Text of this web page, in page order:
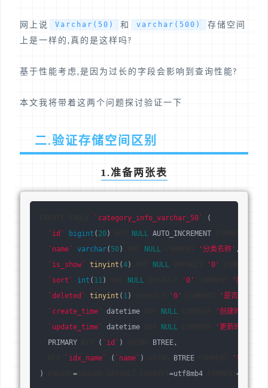
网上说 Varchar(50) 和 varchar(500)
存储空间
上是一样的,真的是这样吗?
基于性能考虑,是因为过长的字段会影响到查询性能?
本文我将带着这两个问题探讨验证一下
二.验证存储空间区别
1.准备两张表
`category_info_varchar_50`
(
`id`
bigint ( 20) NULL AUTO_INCREMENT
`name`
varchar( 50) NULL '分类名称' ,
`is_show`
tinyint (4) NULL '0'
`sort`
int ( 11) NULL '0' '序号'
`deleted`
tinyint ( 1) '0' '是否删除'
`create_time`
datetime NULL '创建时间'
`update_time`
datetime NULL '更新时间'
PRIMARY
( `id` )
BTREE,
`idx_name` ( `name` ) BTREE
'名称索
)
= =utf8mb4 =